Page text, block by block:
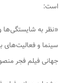
است:
«نظر به شایستگی‌ها
سینما و فعالیت‌های
جهانی فیلم فجر